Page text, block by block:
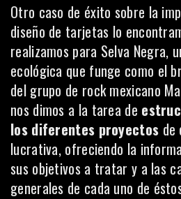
Otro caso de éxito sobre la
diseño de tarjetas lo
realizamos para Selva Negra,
ecológica que funge como el
del grupo de rock mexicano
nos dimos a la tarea de
los diferentes proyectos de
lucrativa, ofreciendo la
sus objetivos a tratar y a las
generales de cada uno de